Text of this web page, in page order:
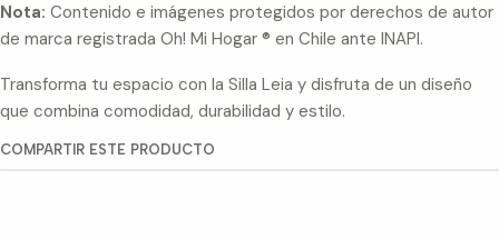
Nota: Contenido e imágenes protegidos por derechos de autor
de marca registrada Oh! Mi Hogar ® en Chile ante INAPI.
Transforma tu espacio con la Silla Leia y disfruta de un diseño
que combina comodidad, durabilidad y estilo.
COMPARTIR ESTE PRODUCTO